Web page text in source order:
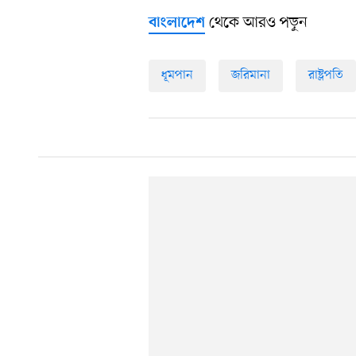
বাংলাদেশ থেকে আরও পড়ুন
ধূমপান জরিমানা রাষ্ট্রপতি